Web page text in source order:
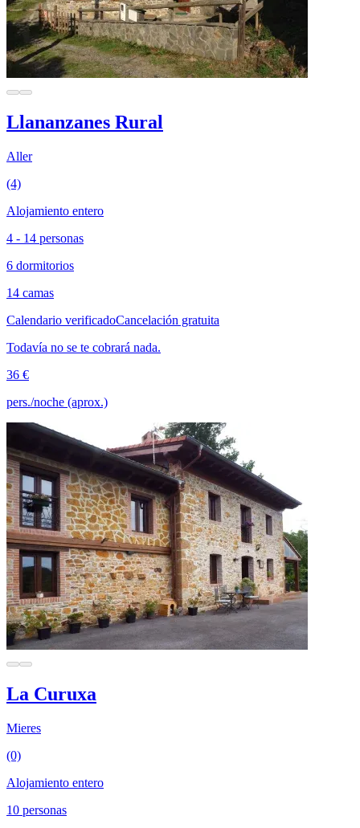
Llananzanes Rural
Aller
(4)
Alojamiento entero
4 - 14 personas
6 dormitorios
14 camas
Calendario verificadoCancelación gratuita
Todavía no se te cobrará nada.
36 €
pers./noche (aprox.)
La Curuxa
Mieres
(0)
Alojamiento entero
10 personas